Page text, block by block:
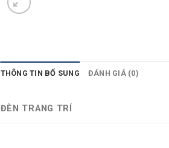
THÔNG TIN BỔ SUNG ĐÁNH GIÁ (0)
ĐÈN TRANG TRÍ